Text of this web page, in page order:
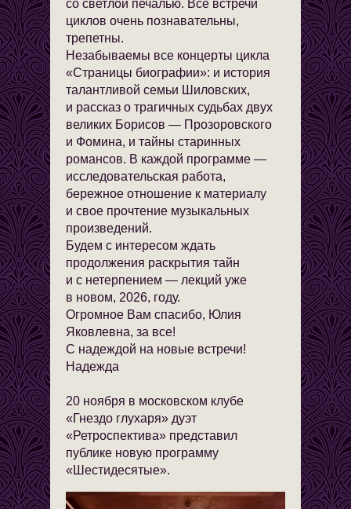
со светлой печалью. Все встречи
циклов очень познавательны,
трепетны.
Незабываемы все концерты цикла
«Страницы биографии»: и история
талантливой семьи Шиловских,
и рассказ о трагичных судьбах двух
великих Борисов — Прозоровского
и Фомина, и тайны старинных
романсов. В каждой программе —
исследовательская работа,
бережное отношение к материалу
и свое прочтение музыкальных
произведений.
Будем с интересом ждать
продолжения раскрытия тайн
и с нетерпением — лекций уже
в новом, 2026, году.
Огромное Вам спасибо, Юлия
Яковлевна, за все!
С надеждой на новые встречи!
Надежда
20 ноября в московском клубе
«Гнездо глухаря» дуэт
«Ретроспектива» представил
публике новую программу
«Шестидесятые».